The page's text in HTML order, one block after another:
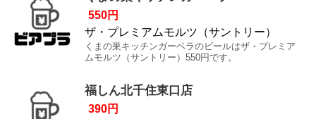
550円
ザ・プレミアムモルツ（サントリー）
くまの巣キッチンガーベラのビールはザ・プレミア
ムモルツ（サントリー）550円です。
福しん北千住東口店
390円